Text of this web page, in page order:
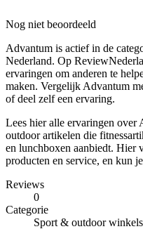
Nog niet beoordeeld
Advantum is actief in de
Nederland. Op
ervaringen om anderen te
maken. Vergelijk Advantum
of deel zelf een ervaring.
Lees hier alle ervaringen
outdoor artikelen die
en lunchboxen aanbiedt. Hier
producten en service, en kun
Reviews
0
Categorie
Sport & outdoor winkels